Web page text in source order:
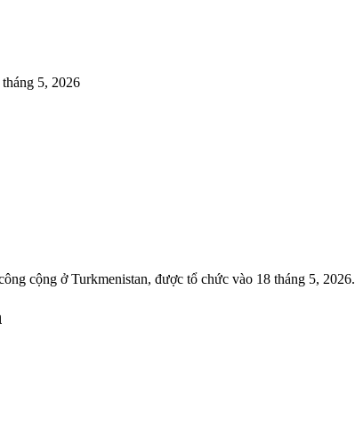
5, 2026
cộng ở Turkmenistan, được tổ chức vào 18 tháng 5, 2026.